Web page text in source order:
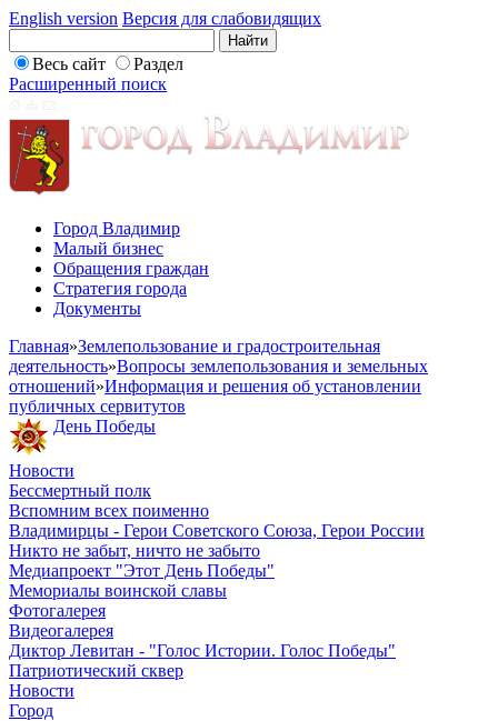
English version Версия для слабовидящих
Весь сайт
Раздел
Расширенный поиск
Город Владимир
Малый бизнес
Обращения граждан
Стратегия города
Документы
Главная»Землепользование и градостроительная
деятельность»Вопросы землепользования и земельных
отношений»Информация и решения об установлении
публичных сервитутов
День Победы
Новости
Бессмертный полк
Вспомним всех поименно
Владимирцы - Герои Советского Союза, Герои России
Никто не забыт, ничто не забыто
Медиапроект "Этот День Победы"
Мемориалы воинской славы
Фотогалерея
Видеогалерея
Диктор Левитан - "Голос Истории. Голос Победы"
Патриотический сквер
Новости
Город